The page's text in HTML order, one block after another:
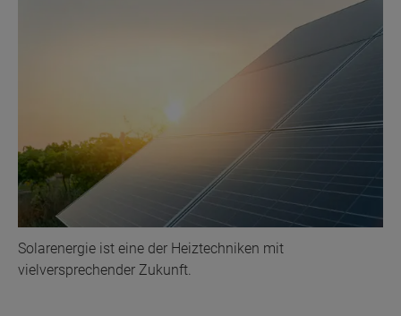
Solarenergie ist eine der Heiztechniken mit
vielversprechender Zukunft.